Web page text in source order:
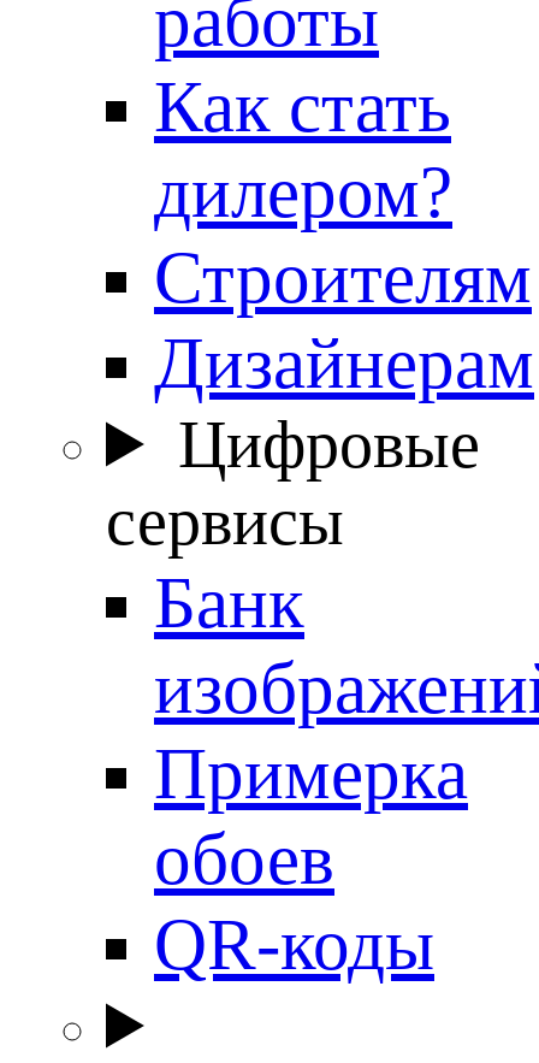
работы
Как стать
дилером?
Строителям
Дизайнерам
Цифровые
сервисы
Банк
Примерка
обоев
QR-коды